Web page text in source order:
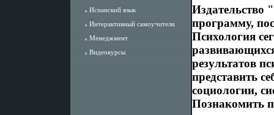
Испанский язык
Интерактивный самоучители
Менеджмент
Видеокурсы
Издательство
программу,
Психология
результатов
представить
социологии,
Познакомить